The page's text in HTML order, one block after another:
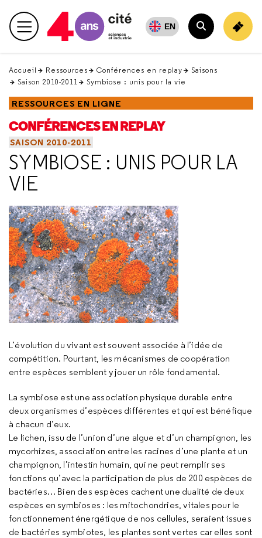
en
haut Menu principal EN
Rechercher
Accueil Ressources Conférences en replay
Saisons
Saison 2010-2011
Symbiose : unis pour la vie
RESSOURCES EN LIGNE
CONFÉRENCES EN REPLAY
SAISON 2010-2011
SYMBIOSE : UNIS POUR LA
VIE
L’évolution du vivant est souvent associée à l’idée de
compétition. Pourtant, les mécanismes de coopération
entre espèces semblent y jouer un rôle fondamental.
La symbiose est une association physique durable entre
deux organismes d’espèces différentes et qui est bénéfique
à chacun d’eux.
Le lichen, issu de l’union d’une algue et d’un champignon, les
mycorhizes, association entre les racines d’une plante et un
champignon, l’intestin humain, qui ne peut remplir ses
fonctions qu’avec la participation de plus de 200 espèces de
bactéries… Bien des espèces cachent une dualité de deux
espèces en symbioses : les mitochondries, vitales pour le
fonctionnement énergétique de nos cellules, seraient issues
de bactéries symbiotes, les plantes sont vertes car elles sont